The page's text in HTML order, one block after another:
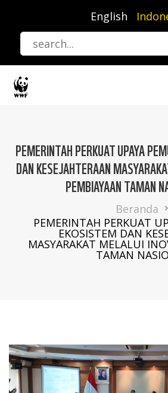
utama
English
PEMERINTAH PERKUAT UPAYA
DAN KESEJAHTERAAN
PEMBIAYAAN TAMAN
Beranda
PEMERINTAH PERKUAT
EKOSISTEM DAN
MASYARAKAT MELALUI
TAMAN